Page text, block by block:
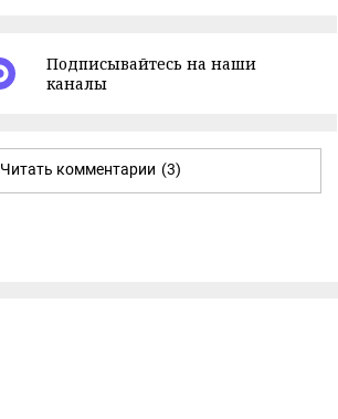
Подписывайтесь на наши
каналы
Читать комментарии (3)